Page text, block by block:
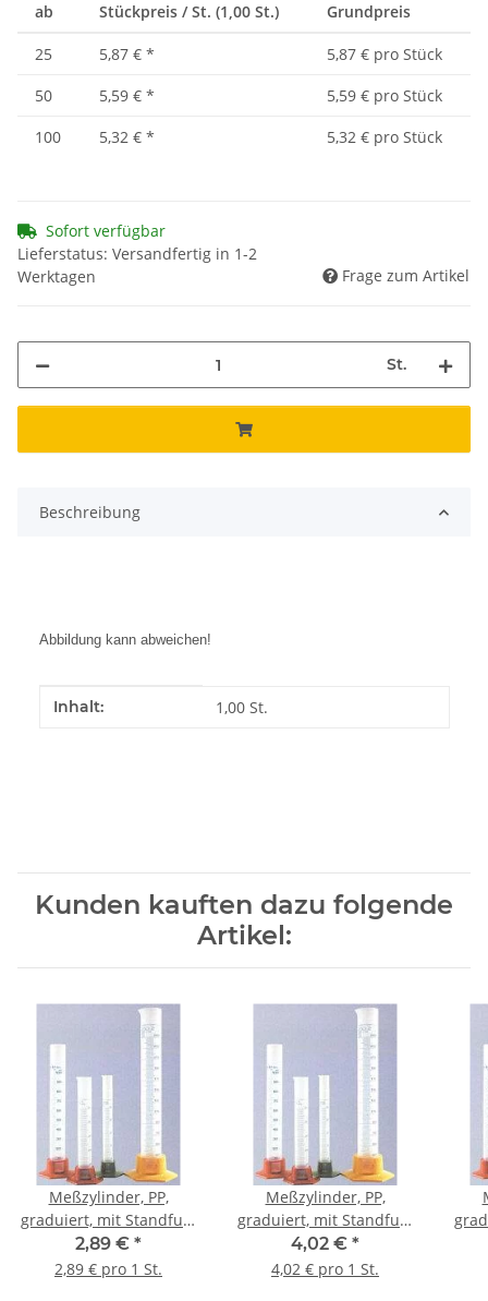
ab Stückpreis / St. (1,00 St.) Grundpreis
25 5,87 € *
5,87 € pro Stück
50
5,59 € *
5,59 € pro Stück
100
5,32 € * 5,32 € pro Stück
Sofort verfügbar
Lieferstatus: Versandfertig in 1-2
Werktagen
Frage zum Artikel
St.
Beschreibung
Abbildung kann abweichen!
Produkteigenschaft
Wert
Inhalt: 1,00 St.
Kunden kauften dazu folgende
Artikel:
Meßzylinder, PP,
graduiert, mit Standfuß,
50 ml
2,89 € *
2,89 € pro 1 St.
Meßzylinder, PP,
graduiert, mit Standfuß,
100 ml
4,02 € *
4,02 € pro 1 St.